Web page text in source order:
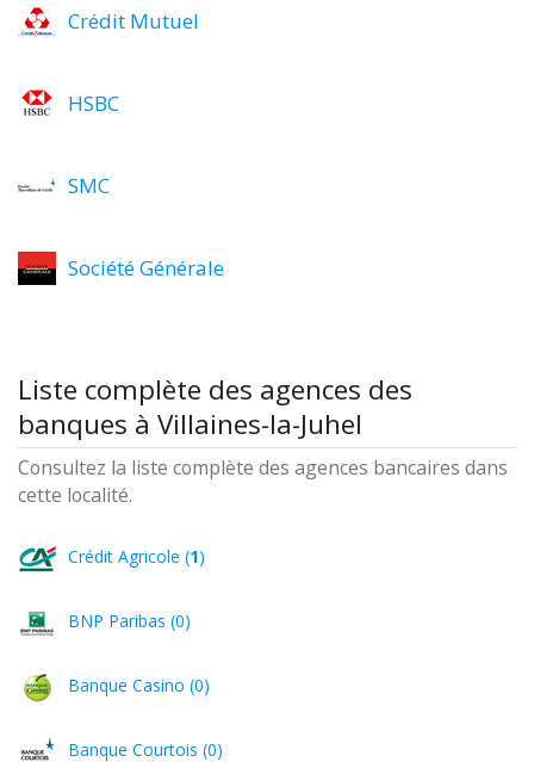
Crédit Mutuel
HSBC
SMC
Société Générale
Liste complète des agences des
banques à Villaines-la-Juhel
Consultez la liste complète des agences bancaires dans
cette localité.
Crédit Agricole (1)
BNP Paribas (0)
Banque Casino (0)
Banque Courtois (0)